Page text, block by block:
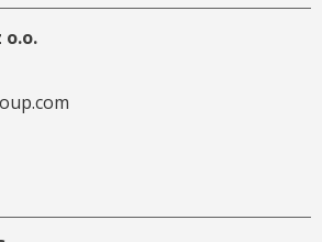
o.o.